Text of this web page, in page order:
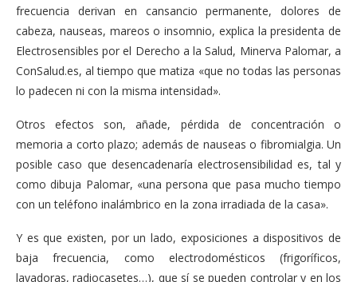
frecuencia derivan en cansancio permanente, dolores de
cabeza, nauseas, mareos o insomnio, explica la presidenta de
Electrosensibles por el Derecho a la Salud, Minerva Palomar, a
ConSalud.es, al tiempo que matiza «que no todas las personas
lo padecen ni con la misma intensidad».
Otros efectos son, añade, pérdida de concentración o
memoria a corto plazo; además de nauseas o fibromialgia. Un
posible caso que desencadenaría electrosensibilidad es, tal y
como dibuja Palomar, «una persona que pasa mucho tiempo
con un teléfono inalámbrico en la zona irradiada de la casa».
Y es que existen, por un lado, exposiciones a dispositivos de
baja frecuencia, como electrodomésticos (frigoríficos,
lavadoras, radiocasetes…), que sí se pueden controlar y en los